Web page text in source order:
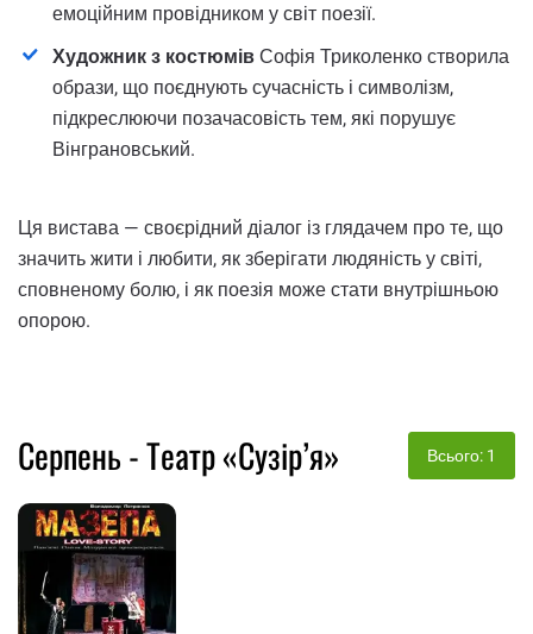
емоційним провідником у світ поезії.
Художник з костюмів Софія Триколенко створила
образи, що поєднують сучасність і символізм,
підкреслюючи позачасовість тем, які порушує
Вінграновський.
Ця вистава — своєрідний діалог із глядачем про те, що
значить жити і любити, як зберігати людяність у світі,
сповненому болю, і як поезія може стати внутрішньою
опорою.
Серпень - Театр «Сузір’я» Всього: 1